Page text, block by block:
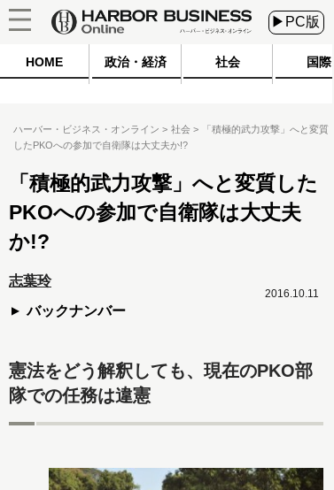
▶PC版
HOME 政治・経済 社会 国際
ハーバー・ビジネス・オンライン 社会
「積極的武力攻撃」へと変質
したPKOへの参加で自衛隊は大丈夫か!?
「積極的武力攻撃」へと変質した
PKOへの参加で自衛隊は大丈夫
か!?
志葉玲
バックナンバー
2016.10.11
憲法をどう解釈しても、現在のPKO部
隊での任務は違憲